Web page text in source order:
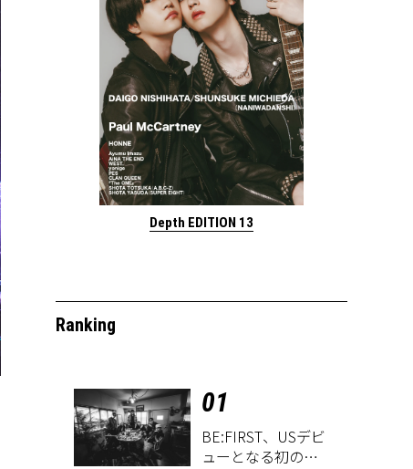
Depth EDITION 13
Ranking
01
BE:FIRST、USデビ
ューとなる初のグ